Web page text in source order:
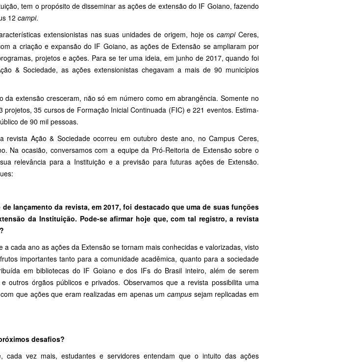
tem o propósito de disseminar as ações de extensão do IF Goiano, fazendo
12 campi.
extensionistas nas suas unidades de origem, hoje oscampiCeres,
a criação e expansão do IF Goiano, as ações de Extensão se ampliaram por
projetos e ações. Para se ter uma ideia, em junho de 2017, quando foi
& Sociedade, as ações extensionistas chegavam a mais de 90 municípios
da extensão cresceram, não só em número como em abrangência. Somente no
projetos, 35 cursos de Formação Inicial Continuada (FIC) e 221 eventos. Estima-
de 90 mil pessoas.
revista Ação & Sociedade ocorreu em outubro deste ano, no Campus Ceres,
Na ocasião, conversamos com a equipe da Pró-Reitoria de Extensão sobre o
relevância para a Instituição e a previsão para futuras ações de Extensão.
de lançamento da revista, em 2017, foi destacado que uma de suas funções
da Instituição. Pode-se afirmar hoje que, com tal registro, a revista
a cada ano as ações da Extensão se tornam mais conhecidas e valorizadas, visto
importantes tanto para a comunidade acadêmica, quanto para a sociedade
em bibliotecas do IF Goiano e dos IFs do Brasil inteiro, além de serem
outros órgãos públicos e privados. Observamos que a revista possibilita uma
que ações que eram realizadas em apenas umcampus sejam replicadas em
desafios?
vez mais, estudantes e servidores entendam que o intuito das ações